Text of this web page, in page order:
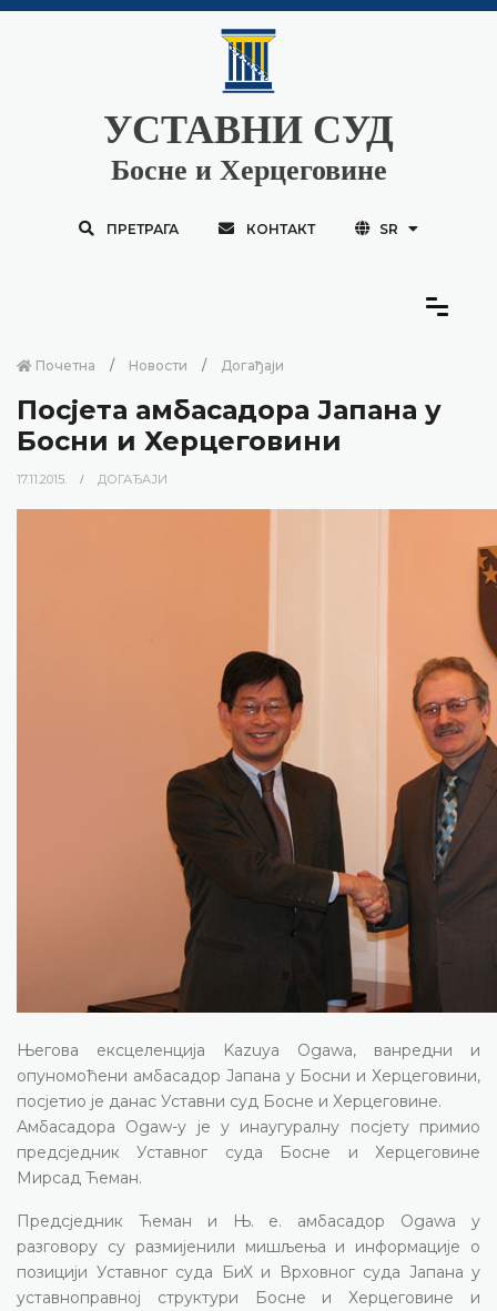
УСТАВНИ СУД
Босне и Херцеговине
ПРЕТРАГА КОНТАКТ SR
Почетна Новости Догађаји
Посјета амбасадора Јапана у
Босни и Херцеговини
17.11.2015. ДОГАЂАЈИ
Његова ексцеленција Kazuya Ogawa, ванредни и
опуномоћени амбасадор Јапана у Босни и Херцеговини,
посјетио је данас Уставни суд Босне и Херцеговине.
Амбасадора Ogaw-у је у инаугуралну посјету примио
предсједник Уставног суда Босне и Херцеговине
Мирсад Ћеман.
Предсједник Ћеман и Њ. е. амбасадор Ogawa у
разговору су размијенили мишљења и информације о
позицији Уставног суда БиХ и Врховног суда Јапана у
уставноправној структури Босне и Херцеговине и